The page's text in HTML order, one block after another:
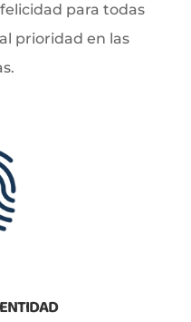
para todas
prioridad en las